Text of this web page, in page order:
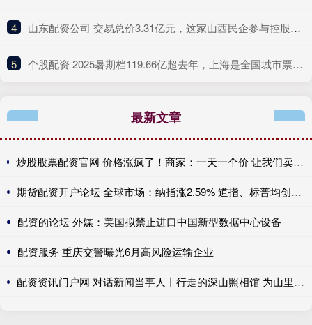
4 ​山东配资公司 交易总价3.31亿元，这家山西民企参与控股一“百亿级”上海A股
5 ​个股配资 2025暑期档119.66亿超去年，上海是全国城市票房冠军
最新文章
炒股股票配资官网 价格涨疯了！商家：一天一个价 让我们卖我们也不想卖 也不敢贸然囤货
期货配资开户论坛 全球市场：纳指涨2.59% 道指、标普均创历史新高 国际油价跌超6%
配资的论坛 外媒：美国拟禁止进口中国新型数据中心设备
配资服务 重庆交警曝光6月高风险运输企业
配资资讯门户网 对话新闻当事人丨行走的深山照相馆 为山里老人留住岁月里的光